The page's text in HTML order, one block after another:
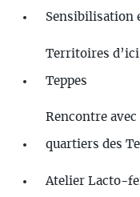
Sensibilisation
Territoires d’ici
Teppes
Rencontre avec
quartiers des
Atelier Lacto-